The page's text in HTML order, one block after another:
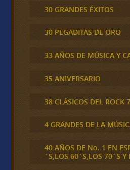
30 GRANDES ÉXITOS
30 PEGADITAS DE ORO
33 AÑOS DE MÚSICA Y
35 ANIVERSARIO
38 CLÁSICOS DEL ROCK
4 GRANDES DE LA
40 AÑOS DE No. 1 EN
´S,LOS 60´S,LOS 70´S Y